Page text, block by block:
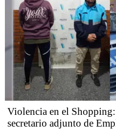
Violencia en el
secretario adjunto de